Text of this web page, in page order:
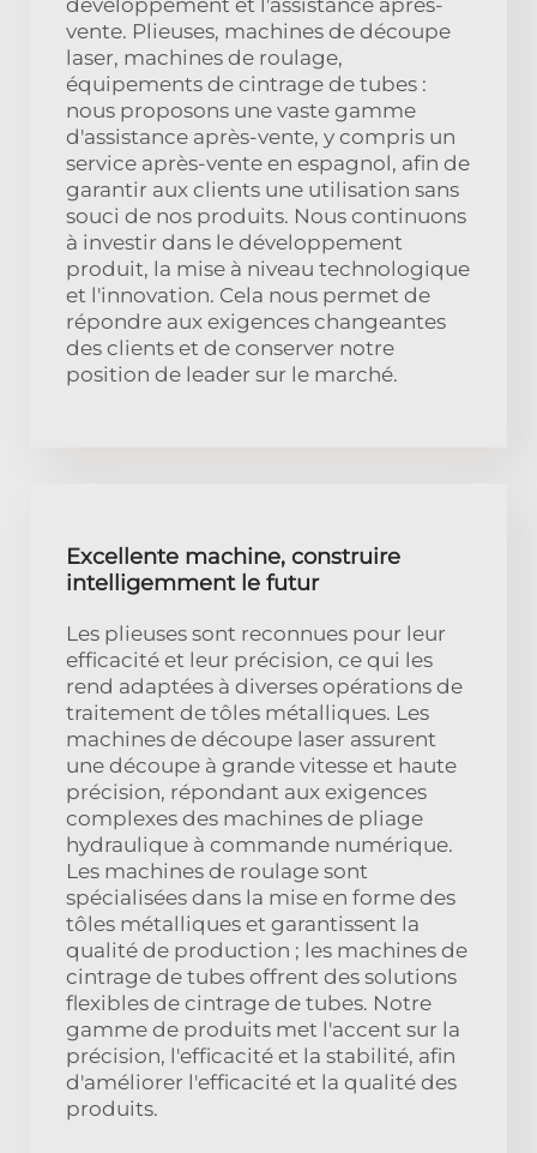
vente. Plieuses, machines de découpe
laser, machines de roulage,
équipements de cintrage de tubes :
nous proposons une vaste gamme
d'assistance après-vente, y compris un
service après-vente en espagnol, afin de
garantir aux clients une utilisation sans
souci de nos produits. Nous continuons
à investir dans le développement
produit, la mise à niveau technologique
et l'innovation. Cela nous permet de
répondre aux exigences changeantes
des clients et de conserver notre
position de leader sur le marché.
Excellente machine, construire
intelligemment le futur
Les plieuses sont reconnues pour leur
efficacité et leur précision, ce qui les
rend adaptées à diverses opérations de
traitement de tôles métalliques. Les
machines de découpe laser assurent
une découpe à grande vitesse et haute
précision, répondant aux exigences
complexes des machines de pliage
hydraulique à commande numérique.
Les machines de roulage sont
spécialisées dans la mise en forme des
tôles métalliques et garantissent la
qualité de production ; les machines de
cintrage de tubes offrent des solutions
flexibles de cintrage de tubes. Notre
gamme de produits met l'accent sur la
précision, l'efficacité et la stabilité, afin
d'améliorer l'efficacité et la qualité des
produits.